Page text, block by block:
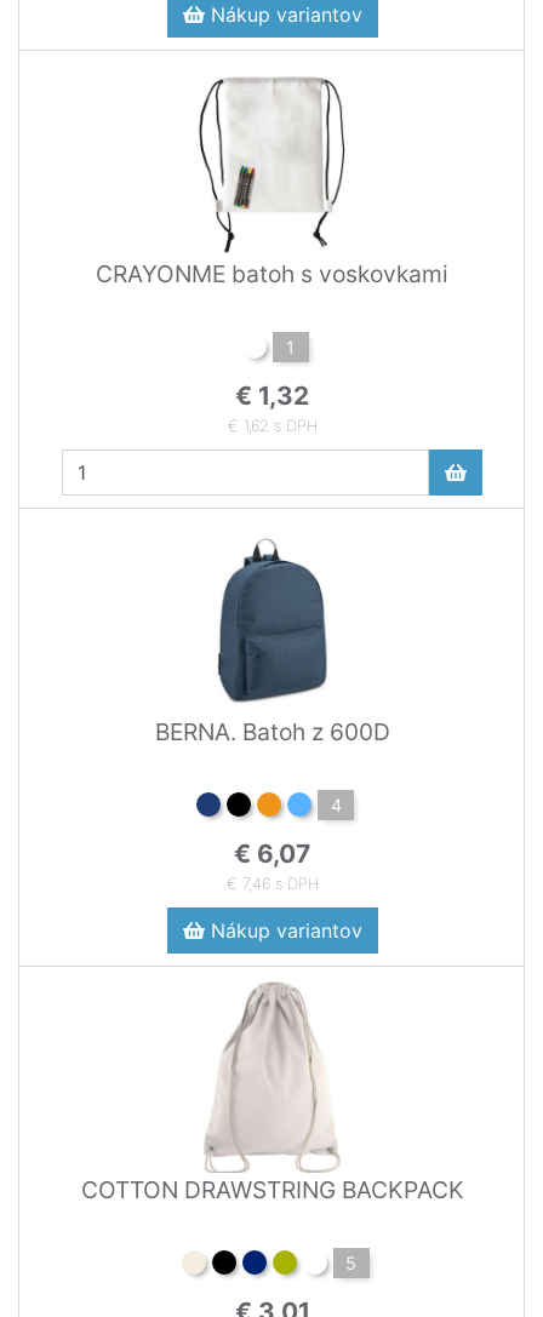
Nákup variantov
CRAYONME batoh s voskovkami
1
€ 1,32
€ 1,62 s DPH
BERNA. Batoh z 600D
4
€ 6,07
€ 7,46 s DPH
Nákup variantov
COTTON DRAWSTRING BACKPACK
5